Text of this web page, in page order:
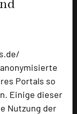
Portals so
Einige dieser
Nutzung der